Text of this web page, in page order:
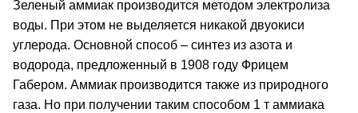
Зеленый аммиак производится методом электролиза
воды. При этом не выделяется никакой двуокиси
углерода. Основной способ – синтез из азота и
водорода, предложенный в 1908 году Фрицем
Габером. Аммиак производится также из природного
газа. Но при получении таким способом 1 т аммиака